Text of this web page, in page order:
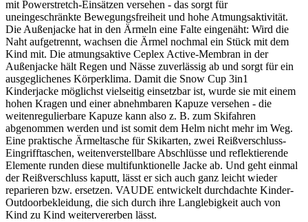
mit Powerstretch-Einsätzen versehen - das sorgt für
uneingeschränkte Bewegungsfreiheit und hohe Atmungsaktivität.
Die Außenjacke hat in den Ärmeln eine Falte eingenäht: Wird die
Naht aufgetrennt, wachsen die Ärmel nochmal ein Stück mit dem
Kind mit. Die atmungsaktive Ceplex Active-Membran in der
Außenjacke hält Regen und Nässe zuverlässig ab und sorgt für ein
ausgeglichenes Körperklima. Damit die Snow Cup 3in1
Kinderjacke möglichst vielseitig einsetzbar ist, wurde sie mit einem
hohen Kragen und einer abnehmbaren Kapuze versehen - die
weitenregulierbare Kapuze kann also z. B. zum Skifahren
abgenommen werden und ist somit dem Helm nicht mehr im Weg.
Eine praktische Ärmeltasche für Skikarten, zwei Reißverschluss-
Eingrifftaschen, weitenverstellbare Abschlüsse und reflektierende
Elemente runden diese multifunktionelle Jacke ab. Und geht einmal
der Reißverschluss kaputt, lässt er sich auch ganz leicht wieder
reparieren bzw. ersetzen. VAUDE entwickelt durchdachte Kinder-
Outdoorbekleidung, die sich durch ihre Langlebigkeit auch von
Kind zu Kind weitervererben lässt.